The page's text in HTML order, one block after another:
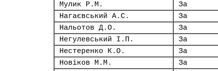
Мулик Р.М.
За
Нагаєвський А.С.
За
Нальотов Д.О.
За
Негулевський І.П.
За
Нестеренко К.О.
За
Новіков М.М.
За